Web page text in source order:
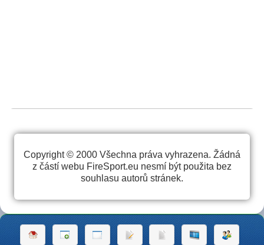
Copyright © 2000 Všechna práva vyhrazena. Žádná
z částí webu FireSport.eu nesmí být použita bez
souhlasu autorů stránek.